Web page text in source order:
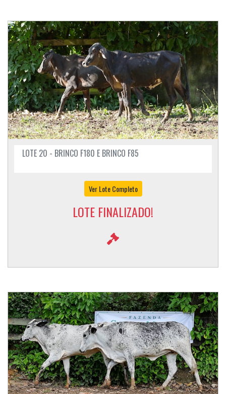
LOTE 20 - BRINCO F180 E BRINCO F85
Ver Lote Completo
LOTE FINALIZADO!